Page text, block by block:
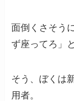
面倒くさそう
ず座ってろ」
そう、ぼくは
用者。